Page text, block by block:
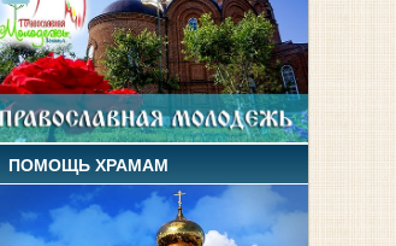
ПОМОЩЬ ХРАМАМ